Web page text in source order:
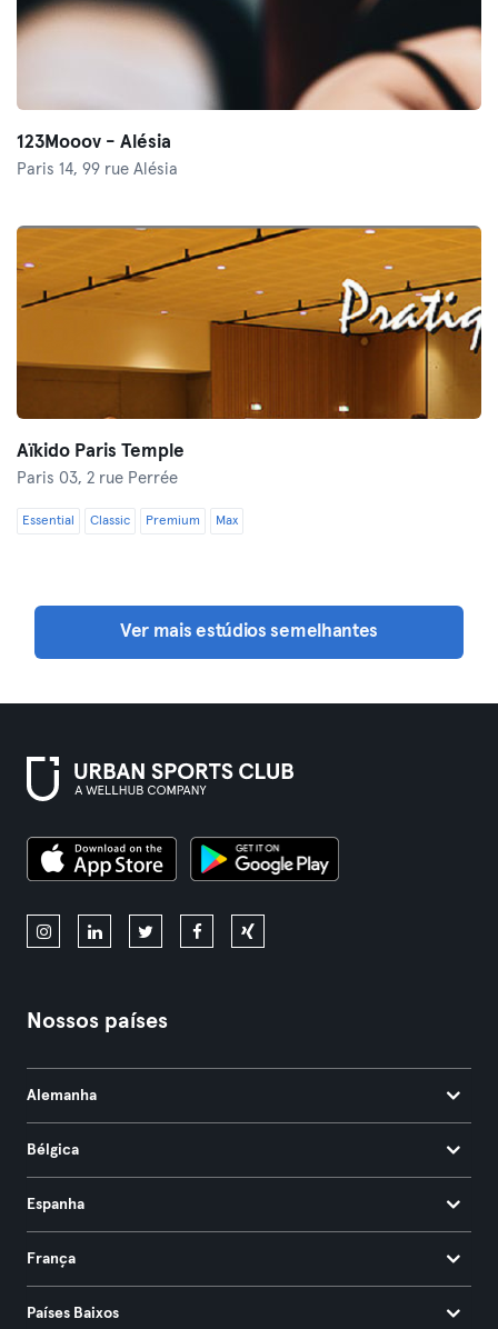
123Mooov - Alésia
Paris 14, 99 rue Alésia
Aïkido Paris Temple
Paris 03, 2 rue Perrée
Essential Classic Premium Max
Ver mais estúdios semelhantes
Nossos países
Alemanha
Bélgica
Espanha
França
Países Baixos